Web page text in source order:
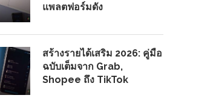
แพลตฟอร์มดัง
สร้างรายได้เสริม 2026: คู่มือ
ฉบับเต็มจาก Grab,
Shopee ถึง TikTok